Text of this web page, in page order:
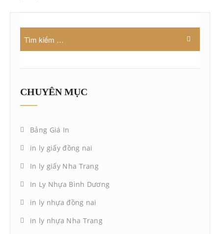
CHUYÊN MỤC
Bảng Giá In
in ly giấy đồng nai
In ly giấy Nha Trang
In Ly Nhựa Bình Dương
in ly nhựa đồng nai
in ly nhựa Nha Trang